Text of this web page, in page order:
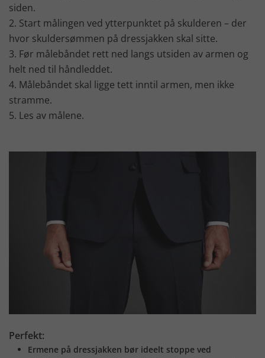
siden.
2. Start målingen ved ytterpunktet på skulderen – der
hvor skuldersømmen på dressjakken skal sitte.
3. Før målebåndet rett ned langs utsiden av armen og
helt ned til håndleddet.
4. Målebåndet skal ligge tett inntil armen, men ikke
stramme.
5. Les av målene.
Perfekt:
Ermene på dressjakken bør ideelt stoppe ved